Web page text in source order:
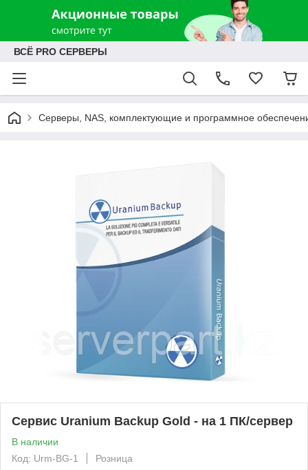
ВСЁ PRO СЕРВЕРЫ
Серверы, NAS, комплектующие и программное
Сервис Uranium Backup Gold - на 1 ПК/сервер
В наличии
Код: Urm-BG-1
Розница